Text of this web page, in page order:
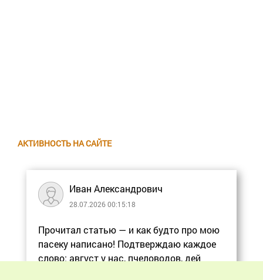
АКТИВНОСТЬ НА САЙТЕ
Иван Александрович
28.07.2026 00:15:18
Прочитал статью — и как будто про мою
пасеку написано! Подтверждаю каждое
слово: август у нас, пчеловодов, дей